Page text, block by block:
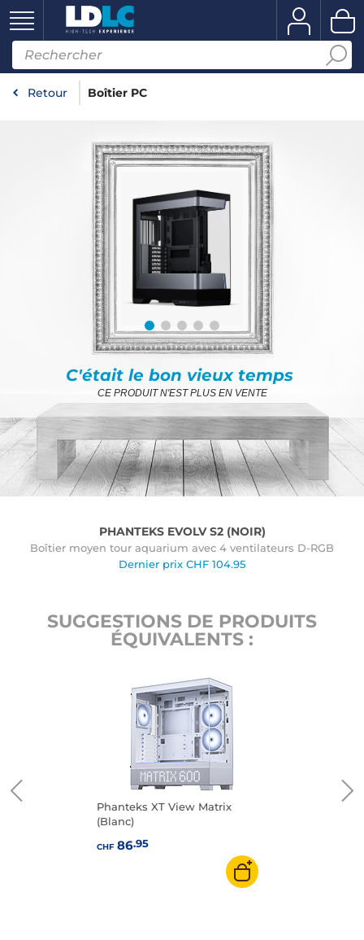
Retour Boîtier PC
C'était le bon vieux temps
CE PRODUIT N'EST PLUS EN VENTE
PHANTEKS EVOLV S2 (NOIR)
Boîtier moyen tour aquarium avec 4 ventilateurs D-RGB
Dernier prix CHF 104.95
SUGGESTIONS DE PRODUITS
ÉQUIVALENTS :
Phanteks XT View Matrix
(Blanc)
CHF86.95